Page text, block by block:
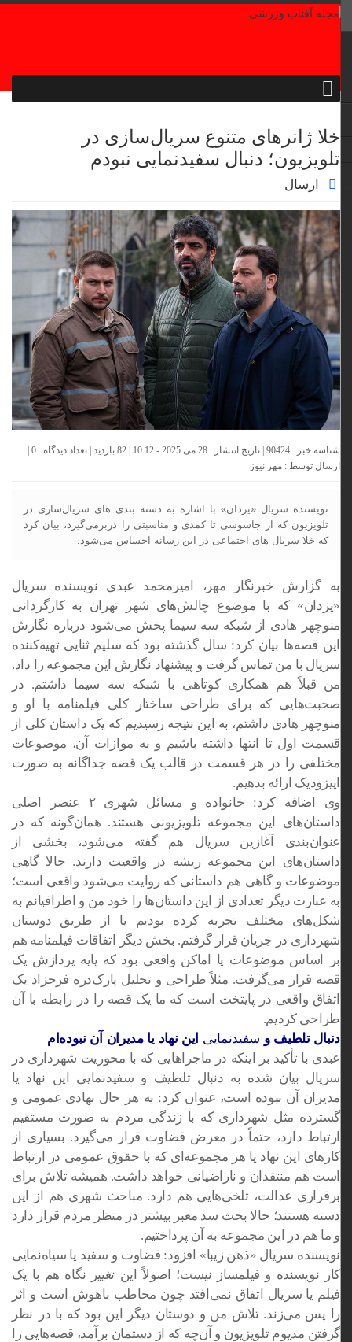
خلا ژانرهای متنوع سریال‌سازی در
تلویزیون؛ دنبال سفیدنمایی نبودم
ارسال
شناسه خبر : 90424 | تاریخ انتشار : 28 می 2025 - 10:12 | 82 بازدید | تعداد دیدگاه : 0
|
ارسال توسط :مهر نیوز
نویسنده سریال «یزدان» با اشاره به دسته بندی های سریال‌سازی در
تلویزیون که از جاسوسی تا کمدی و مناسبتی را دربرمی‌گیرد، بیان کرد
که خلا سریال های اجتماعی در این رسانه احساس می‌شود.
به گزارش خبرنگار مهر، امیرمحمد عبدی نویسنده سریال
«یزدان» که با موضوع چالش‌های شهر تهران به کارگردانی
منوچهر هادی از شبکه سه سیما پخش می‌شود درباره نگارش
اینقصه‌ها بیان کرد: سال گذشته بود که سلیم ثنایی تهیه‌کننده
سریال با من تماس گرفت و پیشنهاد نگارش این مجموعه را داد.
من قبلاً هم همکاری کوتاهی با شبکه سه سیما داشتم. در
صحبت‌هایی که برای طراحی ساختار کلی فیلمنامه با او و
منوچهر هادی داشتم، به این نتیجه رسیدیم که یک داستان کلی از
قسمت اول تا انتها داشته باشیم و به موازات آن، موضوعات
مختلفی را در هر قسمت در قالب یکقصهجداگانه به صورت
اپیزودیک ارائه بدهیم.
وی اضافه کرد: خانواده و مسائل شهری ۲ عنصر اصلی
داستان‌های این مجموعه تلویزیونی هستند. همان‌گونه که در
عنوان‌بندی آغازین سریال هم گفته می‌شود، بخشی از
داستان‌های این مجموعه ریشه در واقعیت دارند. حالا گاهی
موضوعات و گاهی هم داستانی که روایت می‌شود واقعی است؛
به عبارت دیگرتعدادیاز این داستان‌ها را خود من و اطرافیانم به
شکل‌های مختلف تجربه کرده بودیم یا از طریق دوستان
شهرداری در جریان قرار گرفتم. بخش دیگر اتفاقات فیلمنامه هم
بر اساسموضوعات یا اماکن واقعی بود که پایه پردازش یک
قصهقرار می‌گرفت. مثلاً طراحی و تحلیل پارک‌دره فرحزاد یک
اتفاقواقعی در پایتخت است که ما یکقصهرا در رابطه با آن
طراحی کردیم.
دنبال تلطیف و سفیدنماییاین نهاد یا مدیران آن نبوده‌ام
عبدی با تأکید بر اینکه در ماجراهایی که با محوریتشهرداری در
سریال بیان شده به دنبال تلطیف وسفیدنماییاین نهاد یا
مدیران آن نبوده است، عنوان کرد:به هر حالنهادی عمومی و
گسترده مثل شهرداری که با زندگی مردم به صورت مستقیم
ارتباط دارد، حتماً در معرض قضاوتقرار می‌گیرد. بسیاری از
کارهای این نهاد یا هر مجموعه‌ای که با حقوق عمومی در ارتباط
است هم منتقدان و ناراضیانی خواهد داشت. همیشه تلاش برای
برقراری عدالت، تلخی‌هایی هم دارد. مباحث شهری هم از این
دسته هستند؛ حالا بحث سد معبر بیشتر در منظر مردم قرار دارد
و ما هم در این مجموعه به آن پرداختیم.
نویسنده سریال «ذهن زیبا» افزود:قضاوتو سفید یا سیاه‌نمایی
کار نویسنده و فیلمساز نیست؛ اصولاً این تغییر نگاه هم با یک
فیلم یا سریال اتفاقنمی‌افتد چون مخاطب باهوش است و اثر
را پس می‌زند. تلاش من و دوستان دیگر این بود که بادر نظر
گرفتنمدیوم تلویزیون و آن‌چه که از دستمان برآمد، قصه‌هایی را